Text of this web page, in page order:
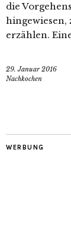
die
hingewiesen,
erzählen.
29. Januar 2016
Nachkochen
WERBUNG